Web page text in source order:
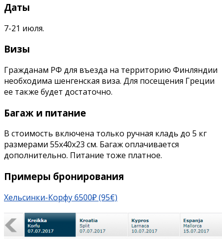
Даты
7-21 июля.
Визы
Гражданам РФ для въезда на территорию Финляндии
необходима шенгенская виза. Для посещения Греции
ее также будет достаточно.
Багаж и питание
В стоимость включена только ручная кладь до 5 кг
размерами 55x40x23 см. Багаж оплачивается
дополнительно. Питание тоже платное.
Примеры бронирования
Хельсинки-Корфу 6500₽ (95€)